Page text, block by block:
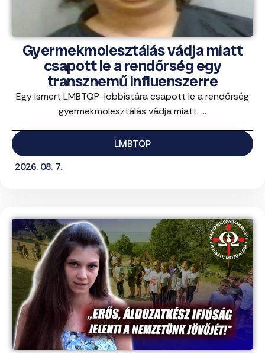
Gyermekmolesztálás vádja miatt
csapott le a rendőrség egy
transznemű influenszerre
Egy ismert LMBTQP-lobbistára csapott le a rendőrség
gyermekmolesztálás vádja miatt. ...
LMBTQP
2026. 08. 7.